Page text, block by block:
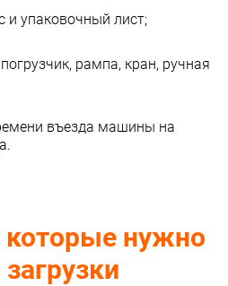
упаковочный лист;
рампа, кран, ручная
въезда машины на
нужно